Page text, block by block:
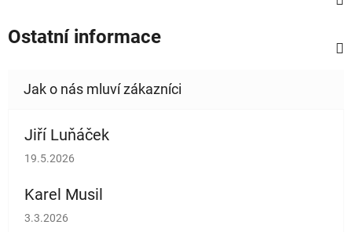
Ostatní informace
Jiří Luňáček
Hodnocení obchodu je 5 z 5 hvězdiček.
19.5.2026
Karel Musil
Hodnocení obchodu je 5 z 5 hvězdiček.
3.3.2026